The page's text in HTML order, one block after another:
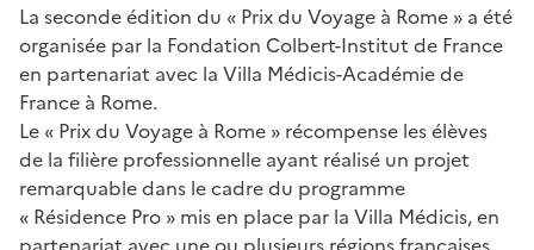
La seconde édition du « Prix du Voyage à Rome » a été
organisée par la Fondation Colbert-Institut de France
en partenariat avec la Villa Médicis-Académie de
France à Rome.
Le « Prix du Voyage à Rome » récompense les élèves
de la filière professionnelle ayant réalisé un projet
remarquable dans le cadre du programme
« Résidence Pro » mis en place par la Villa Médicis, en